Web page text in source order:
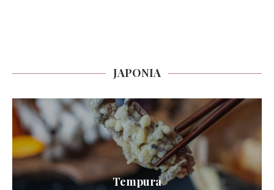
JAPONIA
Tempura